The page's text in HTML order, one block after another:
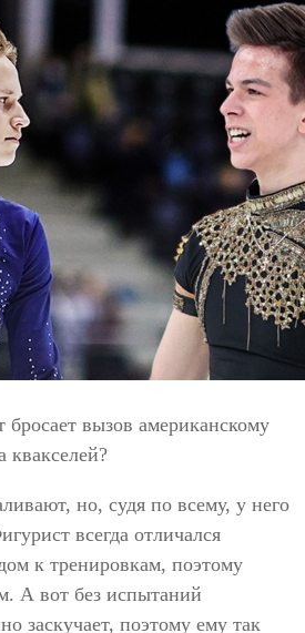
вызов американскому
квакселей?
но, судя по всему, у него
всегда отличался
к тренировкам, поэтому
А вот без испытаний
заскучает, поэтому ему так